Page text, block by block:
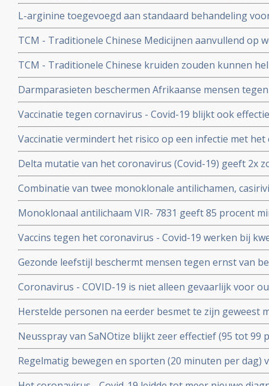
of als aanvullende of alleenstaande behandeling van
coronavirus - SARS-CoV-2 - geeft interessante
studies
L-arginine toegevoegd aan standaard behandeling
ernstige ziekte door coronavirus - Covid-19 verbetert
ziekenhuisverblijf met
TCM - Traditionele Chinese Medicijnen aanvullend op
bij patienten met milde tot matige COVID-19 -
TCM - Traditionele Chinese kruiden zouden kunnen
Corona virus, zeggen Chinese onderzoekers
Darmparasieten beschermen Afrikaanse mensen
hun immuunsysteem reageert anders dan
Vaccinatie tegen cornavirus - Covid-19 blijkt ook
immuunziektes en mensen die
Vaccinatie vermindert het risico op een infectie met
immuniteit van een eerdere infectie beschermt echter
keer. Dit toont groot onderzoek aan uit Israel
Delta mutatie van het coronavirus (Covid-19) geeft 2x
vs 4 procent) op ernstige ziekte dan de Alpha mutatie.
Combinatie van twee monoklonale antilichamen,
COV) kan ernstig zieke Covid-19 patienten die zelf
behoeden voor overlijden
Monoklonaal antilichaam VIR- 7831 geeft 85 procent
overlijden bij patienten met het coronavirus - COVID-
vergelijking met placebo
Vaccins tegen het coronavirus - Covid-19 werken bij
kankerpatienten onvoldoende blijkt uit groot
Gezonde leefstijl beschermt mensen tegen ernst van
- Covid-19. Blijkt uit groot Engels bevolkingsonderzoek
Coronavirus - COVID-19 is niet alleen gevaarlijk voor
volwassenen van middelbare leeftijd blijkt uit grote
Herstelde personen na eerder besmet te zijn geweest
waren niet besmettelijk voor anderen blijkt uit
professionele basketballers en personeel.
Neusspray van SaNOtize blijkt zeer effectief (95 tot 99
met het coronavirus - Covid-19 zowel bij lichte als
Regelmatig bewegen en sporten (20 minuten per
en leidt tot minder ziekenhuisopnames en sterfte door